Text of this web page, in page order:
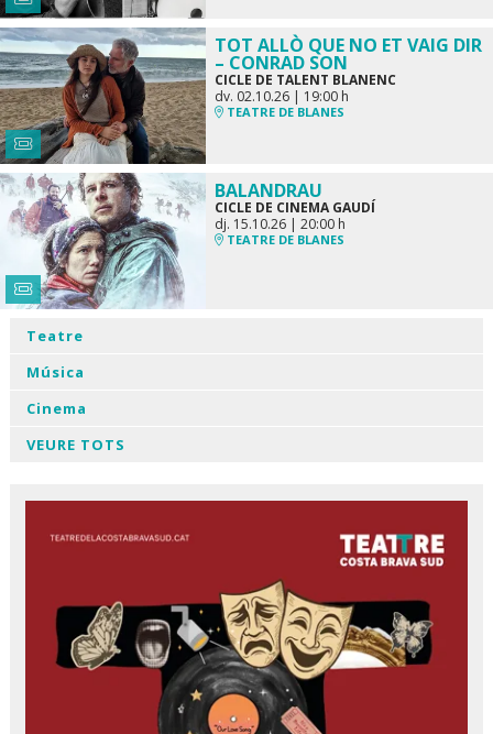
TOT ALLÒ QUE NO ET VAIG DIR
– CONRAD SON
CICLE DE TALENT BLANENC
dv. 02.10.26| 19:00 h
TEATRE DE BLANES
BALANDRAU
CICLE DE CINEMA GAUDÍ
dj. 15.10.26| 20:00 h
TEATRE DE BLANES
Teatre
Música
Cinema
VEURE TOTS